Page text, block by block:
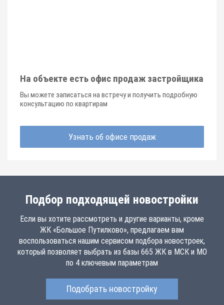
На объекте есть офис продаж застройщика
Вы можете записаться на встречу и получить подробную
консультацию по квартирам
Узнать об офисе продаж
Подбор подходящей новостройки
Если вы хотите рассмотреть и другие варианты, кроме
ЖК «Большое Путилково», предлагаем вам
воспользоваться нашим сервисом подбора новостроек,
который позволяет выбрать из базы 665 ЖК в МСК и МО
по 4 ключевым параметрам
Подобрать новостройку